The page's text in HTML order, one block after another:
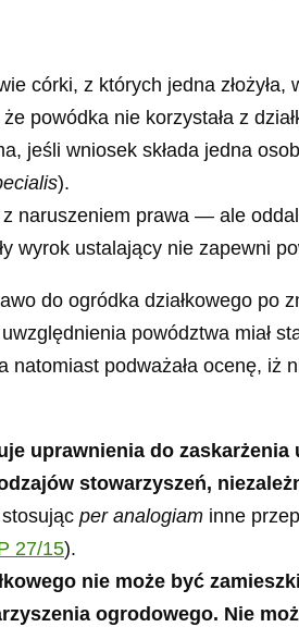
córki, z których jedna
powódka nie korzystała z
jeśli wniosek składa jedna
).
z naruszeniem prawa — ale
wyrok ustalający nie zapewni
do ogródka działkowego po
powództwa miał
podważała ocenę, iż
uprawnienia do zaskarżenia
stowarzyszeń,
stosując per analogiam inne
27/15).
nie może być
ogrodowego. Nie